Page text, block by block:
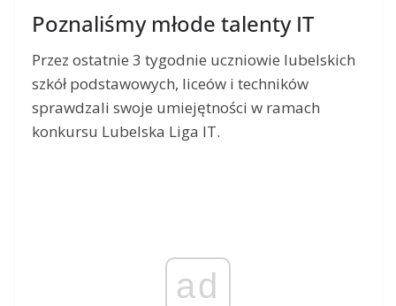
Poznaliśmy młode talenty IT
Przez ostatnie 3 tygodnie uczniowie lubelskich
szkół podstawowych, liceów i techników
sprawdzali swoje umiejętności w ramach
konkursu Lubelska Liga IT.
ad